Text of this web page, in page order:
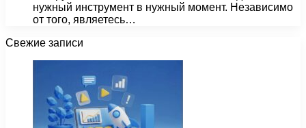
нужный инструмент в нужный момент. Независимо
от того, являетесь…
Свежие записи